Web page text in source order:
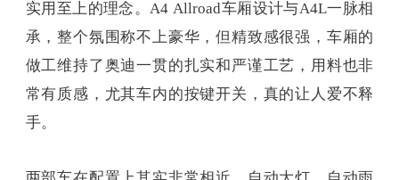
两部车在配置上其实非常相近，自动大灯、自动雨
刮、自动空调、发动机自动启停、座椅记忆功能，
A4 allroad有的傲虎也一个不缺，傲虎甚至还有功能
更强大的多媒体系统和更清晰的液晶屏。